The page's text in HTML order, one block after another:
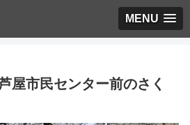
MENU
屋市民センター前のさく